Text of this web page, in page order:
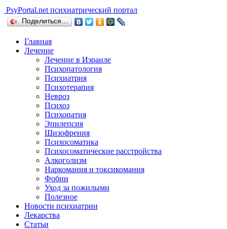
PsyPortal.net психиатрический портал
Поделиться…
Главная
Лечение
Лечение в Израиле
Психопатология
Психиатрия
Психотерапия
Невроз
Психоз
Психопатия
Эпилепсия
Шизофрения
Психосоматика
Психосоматические расстройства
Алкоголизм
Наркомания и токсикомания
Фобии
Уход за пожилыми
Полезное
Новости психиатрии
Лекарства
Статьи